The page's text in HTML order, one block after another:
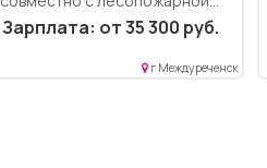
бригадой производить
патрулирование...
Зарплата: от 35 300 руб.
г Междуреченск